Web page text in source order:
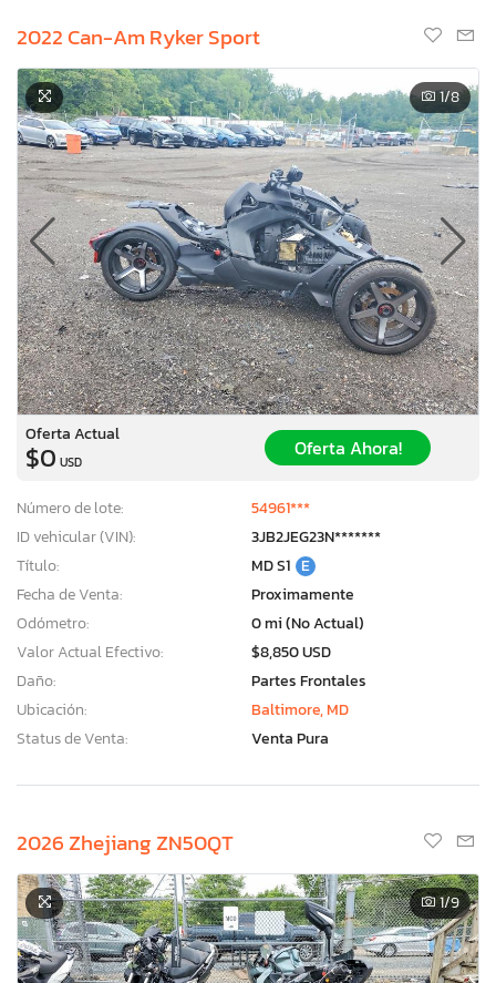
2022 Can-Am Ryker Sport
1/8
Oferta Actual
$0 USD
Oferta Ahora!
Número de lote:
54961***
ID vehicular (VIN):
3JB2JEG23N*******
Título:
MD S1 E
Fecha de Venta:
Proximamente
Odómetro:
0 mi (No Actual)
Valor Actual Efectivo:
$8,850 USD
Daño:
Partes Frontales
Ubicación:
Baltimore, MD
Status de Venta:
Venta Pura
2026 Zhejiang ZN50QT
1/9